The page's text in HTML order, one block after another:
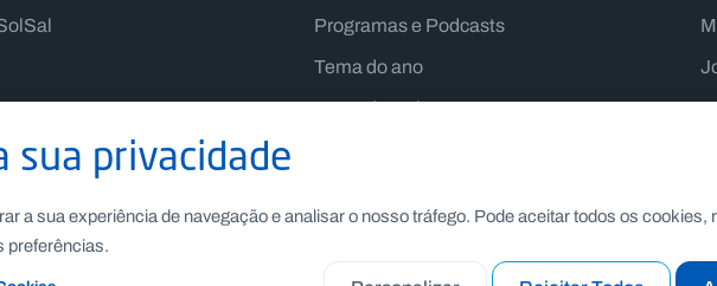
Programas e Podcasts
Tema do ano
Lema do Reitor-Mor
sua privacidade
a sua experiência de navegação e analisar o nosso tráfego. Pode aceitar todos os cookies,
preferências.